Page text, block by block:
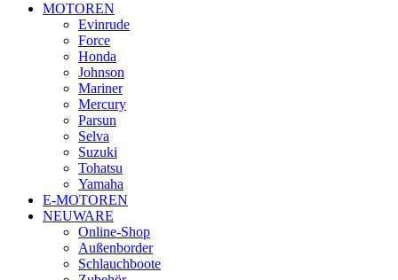
MOTOREN
Evinrude
Force
Honda
Johnson
Mariner
Mercury
Parsun
Selva
Suzuki
Tohatsu
Yamaha
E-MOTOREN
NEUWARE
Online-Shop
Außenborder
Schlauchboote